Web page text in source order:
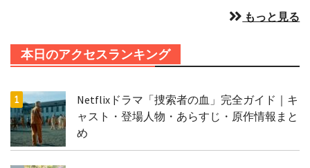
もっと見る
本日のアクセスランキング
Netflixドラマ「捜索者の血」完全ガイド｜キ
ャスト・登場人物・あらすじ・原作情報まと
め